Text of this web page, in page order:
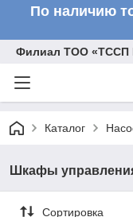
По наличию
Филиал ТОО «ТССП
Каталог
Шкафы
Сортировка